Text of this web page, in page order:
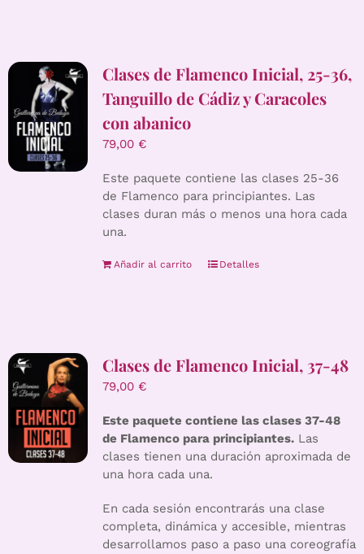
Clases de Flamenco Inicial, 25-36,
Tanguillo de Cádiz y Caracoles
con abanico
79,00 €
Este paquete contiene las clases 25-36
de Flamenco para principiantes. Las
clases duran más o menos una hora cada
una.
Añadir al carrito Detalles
Clases de Flamenco Inicial, 37-48
79,00 €
Este paquete contiene las clases 37-48
de Flamenco para principiantes.Las
clases tienen una duración aproximada de
una hora cada una.
En cada sesión encontrarás una clase
completa, dinámica y accesible, mientras
desarrollamos paso a paso una coreografía